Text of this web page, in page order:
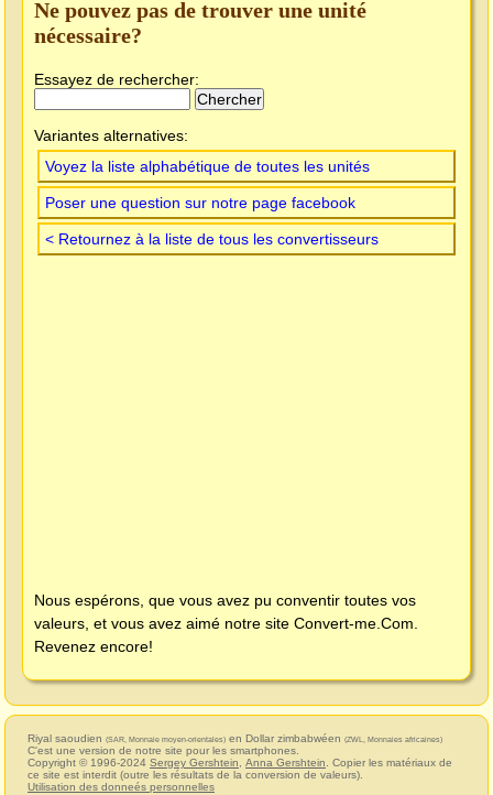
Ne pouvez pas de trouver une unité
nécessaire?
Essayez de rechercher:
Variantes alternatives:
Voyez la liste alphabétique de toutes les unités
Poser une question sur notre page facebook
< Retournez à la liste de tous les convertisseurs
Nous espérons, que vous avez pu conventir toutes vos
valeurs, et vous avez aimé notre site Convert-me.Com
Revenez encore!
Riyal saoudien (SAR, Monnaie moyen-orientales) en Dollar zimbabwéen (ZWL, Monnaies africaines)
C'est une version de notre site pour les smartphones.
Copyright © 1996-2024 Sergey Gershtein Anna Gershtein . Copier les matériaux de
ce site est interdit (outre les résultats de la conversion de valeurs).
Utilisation des donneés personnelles